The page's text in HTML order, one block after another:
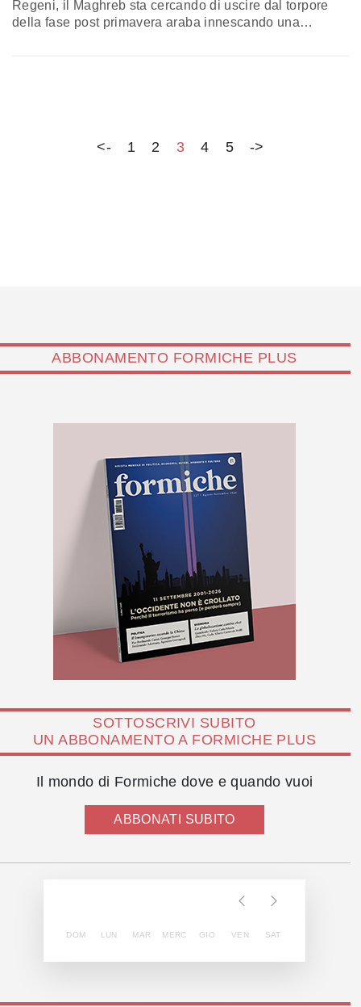
Regeni, il Maghreb sta cercando di uscire dal torpore
della fase post primavera araba innescando una
<- 1 2 3 4 5 ->
ABBONAMENTO FORMICHE PLUS
SOTTOSCRIVI SUBITO
UN ABBONAMENTO A FORMICHE PLUS
Il mondo di Formiche dove e quando vuoi
ABBONATI SUBITO
DOM LUN MAR MERC GIO VEN SAT